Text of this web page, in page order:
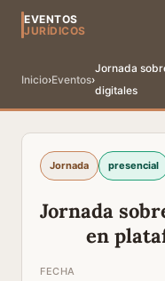
EVENTOS
JURÍDICOS
Inicio›Eventos›
Jornada
digitales
Jornada presencial
Jornada
en
FECHA